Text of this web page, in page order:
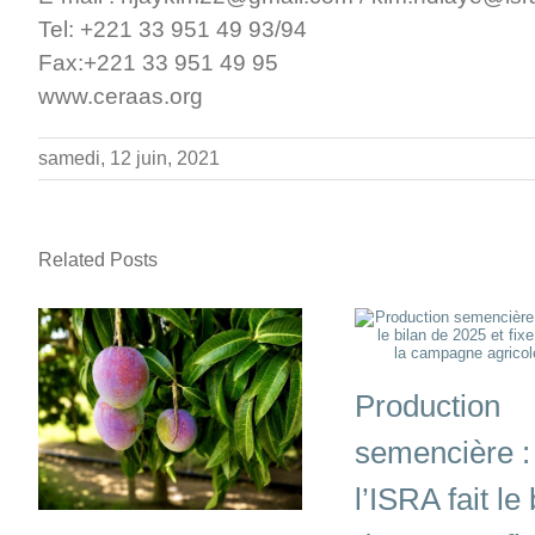
Tel: +221 33 951 49 93/94
Fax:+221 33 951 49 95
www.ceraas.org
samedi, 12 juin, 2021
Related Posts
Production
semencière :
l’ISRA fait le